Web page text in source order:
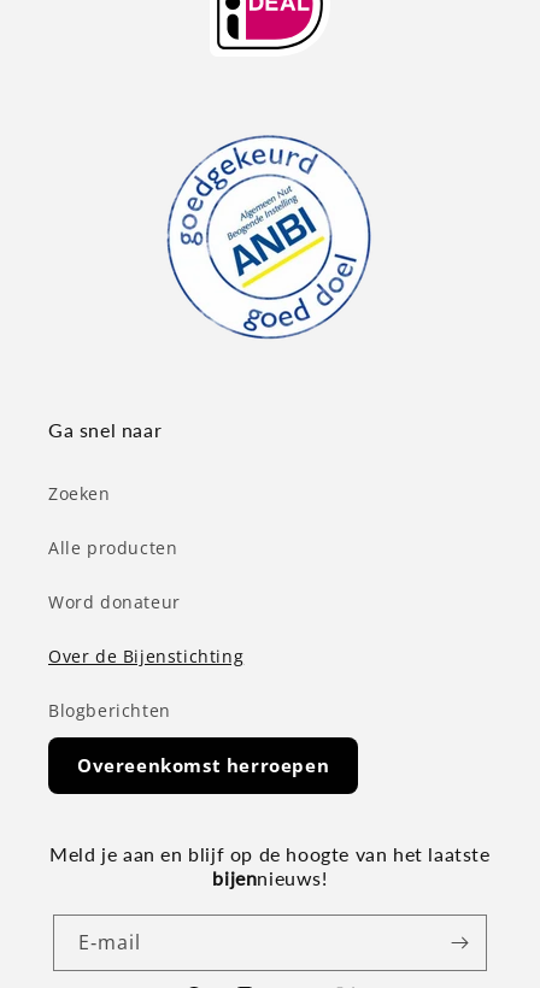
Ga snel naar
Zoeken
Alle producten
Word donateur
Over de Bijenstichting
Blogberichten
Overeenkomst herroepen
Meld je aan en blijf op de hoogte van het laatste
bijennieuws!
E‑mail